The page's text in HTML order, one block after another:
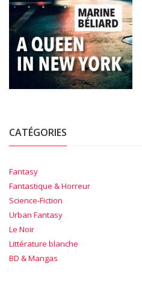
CATÉGORIES
Fantasy
Fantastique & Horreur
Science-Fiction
Urban Fantasy
Le Noir
Littérature blanche
BD & Mangas